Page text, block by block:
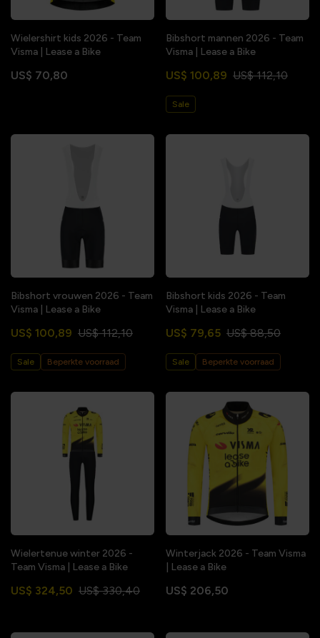
Wielershirt kids 2026 - Team
Visma | Lease a Bike
US$ 70,80
Bibshort mannen 2026 - Team
Visma | Lease a Bike
US$ 100,89 US$ 112,10
Sale
Bibshort vrouwen 2026 - Team
Visma | Lease a Bike
US$ 100,89 US$ 112,10
Sale Beperkte voorraad
Bibshort kids 2026 - Team
Visma | Lease a Bike
US$ 79,65 US$ 88,50
Sale Beperkte voorraad
Wielertenue winter 2026 -
Team Visma | Lease a Bike
US$ 324,50 US$ 330,40
Winterjack 2026 - Team Visma
| Lease a Bike
US$ 206,50